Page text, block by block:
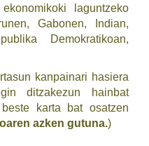
laguntzeko
Gabonen, Indian,
Demokratikoan,
kanpainari hasiera
ditzakezun hainbat
karta bat osatzen
azken gutuna.)